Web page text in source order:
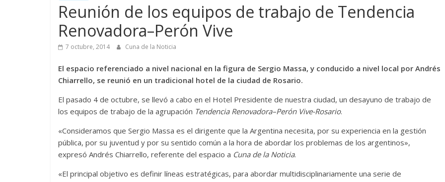
Reunión de los equipos de trabajo de Tendencia
Renovadora–Perón Vive
7 octubre, 2014 Cuna de la Noticia
El espacio referenciado a nivel nacional en la figura de Sergio Massa, y conducido a nivel local por Andrés
Chiarrello, se reunió en un tradicional hotel de la ciudad de Rosario.
El pasado 4 de octubre, se llevó a cabo en el Hotel Presidente de nuestra ciudad, un desayuno de trabajo de
los equipos de trabajo de la agrupación Tendencia Renovadora–Perón Vive-Rosario.
«Consideramos que Sergio Massa es el dirigente que la Argentina necesita, por su experiencia en la gestión
pública, por su juventud y por su sentido común a la hora de abordar los problemas de los argentinos»,
expresó Andrés Chiarrello, referente del espacio a Cuna de la Noticia.
«El principal objetivo es definir líneas estratégicas, para abordar multidisciplinariamente una serie de